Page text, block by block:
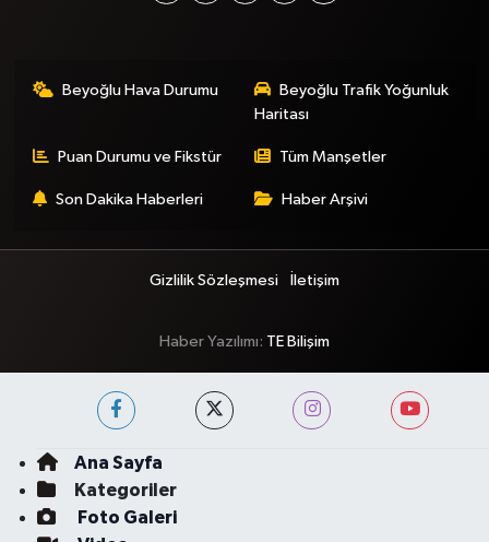
Beyoğlu Hava Durumu
Beyoğlu Trafik Yoğunluk
Haritası
Puan Durumu ve Fikstür Tüm Manşetler
Son Dakika Haberleri Haber Arşivi
Gizlilik Sözleşmesi İletişim
Haber Yazılımı: TE Bilişim
Ana Sayfa
Kategoriler
Foto Galeri